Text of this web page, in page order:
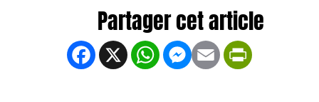
Facebook
X WhatsApp
Messenger
Email